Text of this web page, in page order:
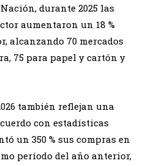
durante 2025 las
aumentaron un 18 %
alcanzando 70 mercados
75 para papel y cartón y
también reflejan una
con estadísticas
un 350 % sus compras en
período del año anterior,